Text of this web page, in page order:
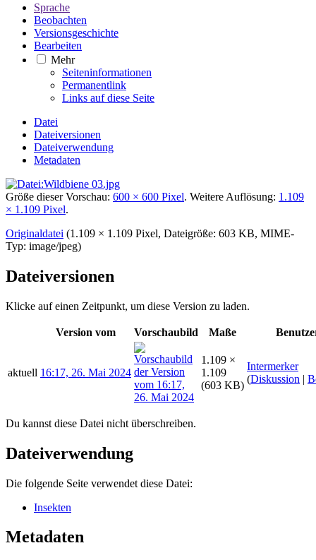
Sprache
Beobachten
Versionsgeschichte
Bearbeiten
Mehr
Seiteninformationen
Permanentlink
Links auf diese Seite
Datei
Dateiversionen
Dateiverwendung
Metadaten
Größe dieser Vorschau: 600 × 600 Pixel. Weitere Auflösung: 1.109
× 1.109 Pixel.
Originaldatei (1.109 × 1.109 Pixel, Dateigröße: 603 KB, MIME-
Typ: image/jpeg)
Dateiversionen
Klicke auf einen Zeitpunkt, um diese Version zu laden.
Version vom Vorschaubild Maße
aktuell 16:17, 26. Mai 2024
1.109 ×
1.109
(603 KB)
Intermerker
(Diskussion |
Du kannst diese Datei nicht überschreiben.
Dateiverwendung
Die folgende Seite verwendet diese Datei:
Insekten
Metadaten